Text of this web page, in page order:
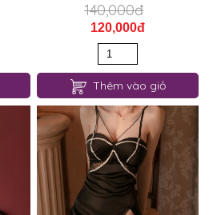
140,000đ
120,000đ
Thêm vào giỏ